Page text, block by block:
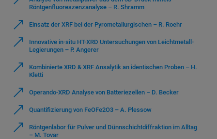
Röntgenfluoreszenzanalyse – R. Shramm
Einsatz der XRF bei der Pyrometallurgischen – R. Roehr
Innovative in-situ HT-XRD Untersuchungen von Leichtmetall-
Legierungen – P. Angerer
Kombinierte XRD & XRF Ansalytik an identischen Proben – H.
Kletti
Operando-XRD Analyse von Batteriezellen – D. Becker
Quantifizierung von FeOFe2O3 – A. Plessow
Röntgenlabor für Pulver und Dünnschichtdiffraktion im Alltag
– M. Tovar